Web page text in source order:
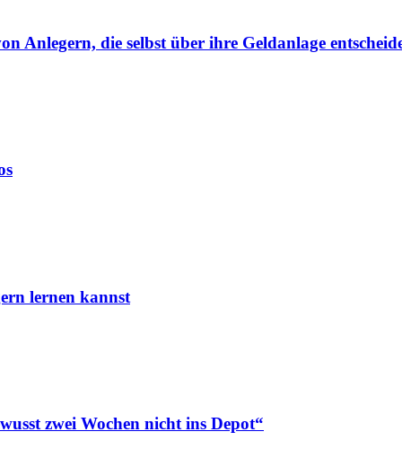
Anlegern, die selbst über ihre Geldanlage
lernen kannst
zwei Wochen nicht ins Depot“